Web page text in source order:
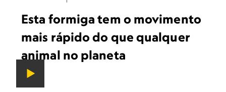
Esta formiga tem o movimento
mais rápido do que qualquer
animal no planeta